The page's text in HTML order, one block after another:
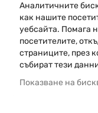
Аналитичните
как нашите
уебсайта. Помага
посетителите,
страниците, през
събират тези
Показване на